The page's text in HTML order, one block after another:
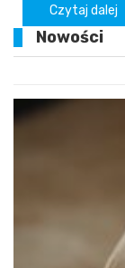
Czytaj dalej
Nowości